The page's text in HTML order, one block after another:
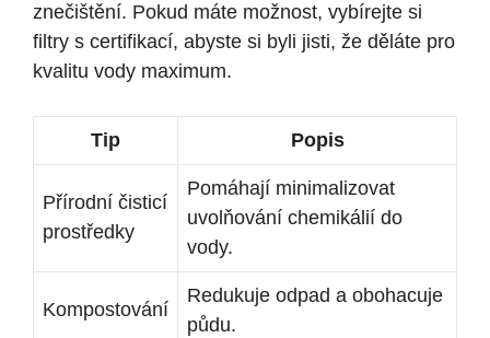
znečištění. Pokud máte možnost, ⁣vybírejte si
filtry s certifikací, abyste si ⁤byli jisti, že ​děláte pro
kvalitu vody maximum.
Tip Popis
Přírodní čisticí
prostředky
Pomáhají minimalizovat
uvolňování chemikálií do
vody.
Kompostování
Redukuje ⁤odpad a obohacuje
půdu.